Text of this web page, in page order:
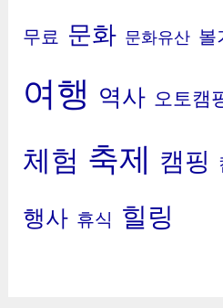
무료 문화 문화유산 볼
여행 역사 오토캠
체험 축제 캠핑
행사 휴식 힐링